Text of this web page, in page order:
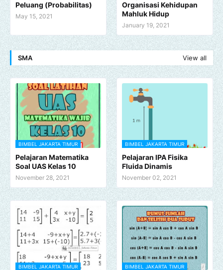
Peluang (Probabilitas)
May 15, 2021
Organisasi Kehidupan
Mahluk Hidup
January 19, 2021
SMA View all
BIMBEL JAKARTA TIMUR
Pelajaran Matematika
Soal UAS Kelas 10
November 28, 2021
BIMBEL JAKARTA TIMUR
Pelajaran IPA Fisika
Fluida Dinamis
November 02, 2021
BIMBEL JAKARTA TIMUR BIMBEL JAKARTA TIMUR